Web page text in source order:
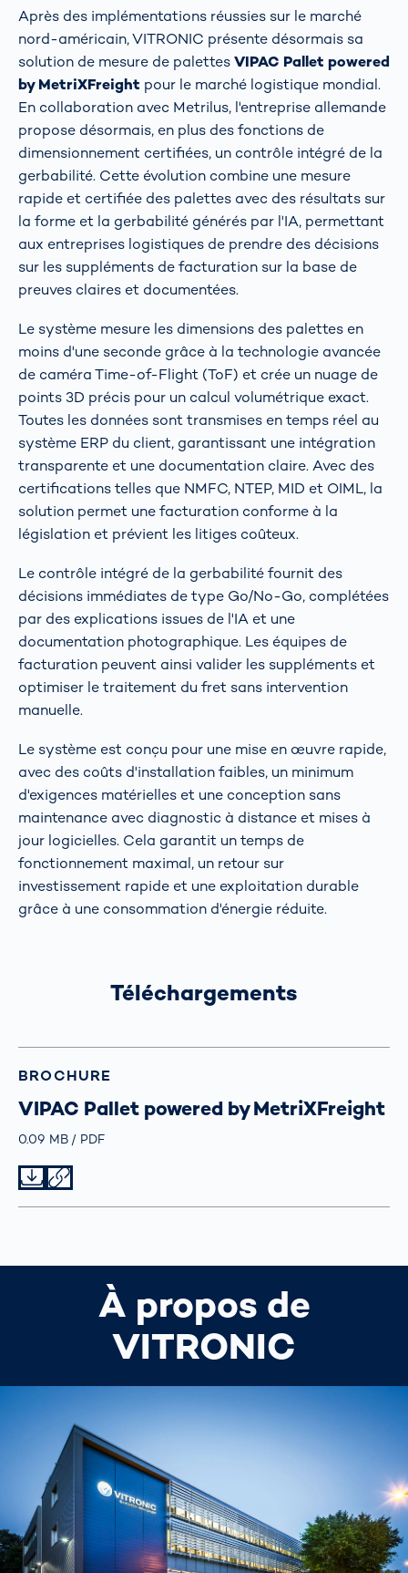
Après des implémentations réussies sur le marché
nord-américain, VITRONIC présente désormais sa
solution de mesure de palettesVIPAC Pallet powered
by MetriXFreight pour le marché logistique mondial.
En collaboration avec Metrilus, l'entreprise allemande
propose désormais, en plus des fonctions de
dimensionnement certifiées, un contrôle intégré de la
gerbabilité. Cette évolution combine une mesure
rapide et certifiée des palettes avec des résultats sur
la forme et la gerbabilité générés par l'IA, permettant
aux entreprises logistiques de prendre des décisions
sur les suppléments de facturation sur la base de
preuves claires et documentées.
Le système mesure les dimensions des palettes en
moins d'une seconde grâce à la technologie avancée
de caméra Time-of-Flight (ToF) et crée un nuage de
points 3D précis pour un calcul volumétrique exact.
Toutes les données sont transmises en temps réel au
système ERP du client, garantissant une intégration
transparente et une documentation claire. Avec des
certifications telles que NMFC, NTEP, MID et OIML, la
solution permet une facturation conforme à la
législation et prévient les litiges coûteux.
Le contrôle intégré de la gerbabilité fournit des
décisions immédiates de type Go/No-Go, complétées
par des explications issues de l'IA et une
documentation photographique. Les équipes de
facturation peuvent ainsi valider les suppléments et
optimiser le traitement du fret sans intervention
manuelle.
Le système est conçu pour une mise en œuvre rapide,
avec des coûts d'installation faibles, un minimum
d'exigences matérielles et une conception sans
maintenance avec diagnostic à distance et mises à
jour logicielles. Cela garantit un temps de
fonctionnement maximal, un retour sur
investissement rapide et une exploitation durable
grâce à une consommation d'énergie réduite.
Téléchargements
BROCHURE
VIPAC Pallet powered by MetriXFreight
Größe
0.09 MB TypPDF
À propos de
VITRONIC